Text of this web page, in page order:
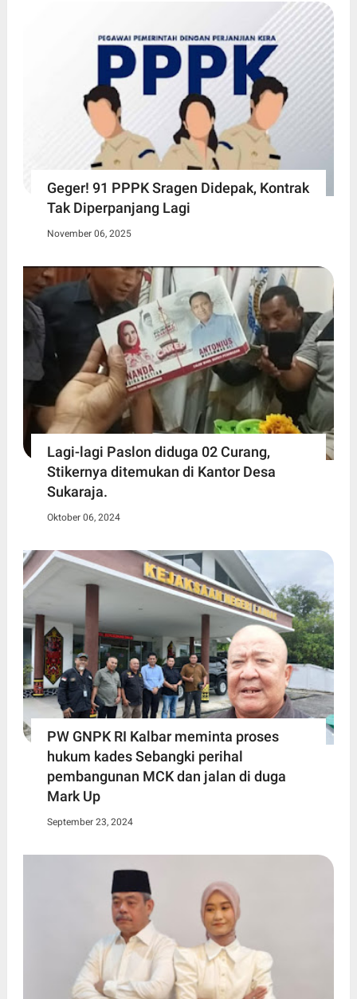
Geger! 91 PPPK Sragen Didepak, Kontrak
Tak Diperpanjang Lagi
November 06, 2025
Lagi-lagi Paslon diduga 02 Curang,
Stikernya ditemukan di Kantor Desa
Sukaraja.
Oktober 06, 2024
PW GNPK RI Kalbar meminta proses
hukum kades Sebangki perihal
pembangunan MCK dan jalan di duga
Mark Up
September 23, 2024